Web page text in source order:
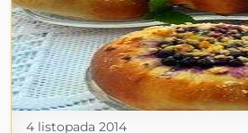
4 listopada 2014